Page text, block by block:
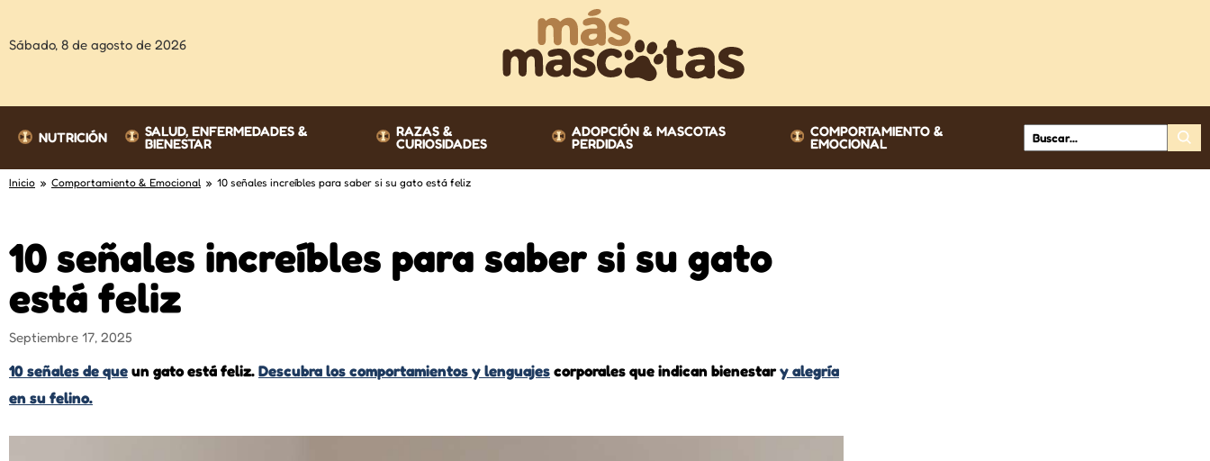
Sábado, 8 de agosto de 2026
NUTRICIÓN SALUD, ENFERMEDADES &
BIENESTAR
RAZAS &
CURIOSIDADES
ADOPCIÓN & MASCOTAS
PERDIDAS
COMPORTAMIENTO &
EMOCIONAL
Inicio » Comportamiento & Emocional » 10 señales increíbles para saber si su gato está feliz
10 señales increíbles para saber si su gato
está feliz
Septiembre 17, 2025
10 señales de queun gato está feliz.Descubra los comportamientos y lenguajescorporales que indican bienestary alegría
en su felino.